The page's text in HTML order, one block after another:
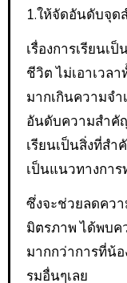
1.ให้จัดอันดับจุด
เรื่องการเรียนเ
ชีวิต ไม่เอาเวล
มากเกินความจำ
อันดับความสำคั
เรียนเป็นสิ่งที่ส
เป็นแนวทางการ
ซึ่งจะช่วยลดควา
มิตรภาพ ได้พบค
มากกว่าการที่น้อ
รมอื่นๆเลย